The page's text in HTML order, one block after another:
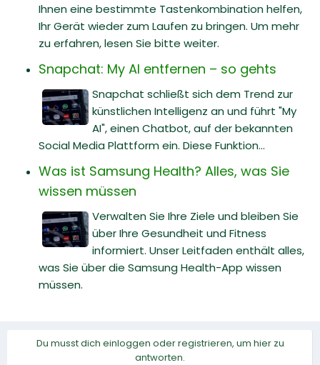
Ihnen eine bestimmte Tastenkombination helfen,
Ihr Gerät wieder zum Laufen zu bringen. Um mehr
zu erfahren, lesen Sie bitte weiter.
Snapchat: My AI entfernen – so gehts
Snapchat schließt sich dem Trend zur
künstlichen Intelligenz an und führt "My
AI", einen Chatbot, auf der bekannten
Social Media Plattform ein. Diese Funktion...
Was ist Samsung Health? Alles, was Sie
wissen müssen
Verwalten Sie Ihre Ziele und bleiben Sie
über Ihre Gesundheit und Fitness
informiert. Unser Leitfaden enthält alles,
was Sie über die Samsung Health-App wissen
müssen.
Du musst dich einloggen oder registrieren, um hier zu
antworten.